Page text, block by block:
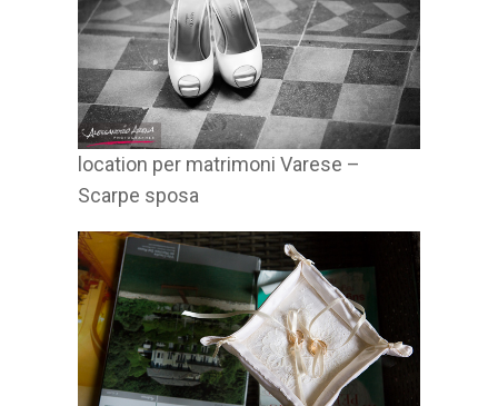
location per matrimoni Varese –
Scarpe sposa